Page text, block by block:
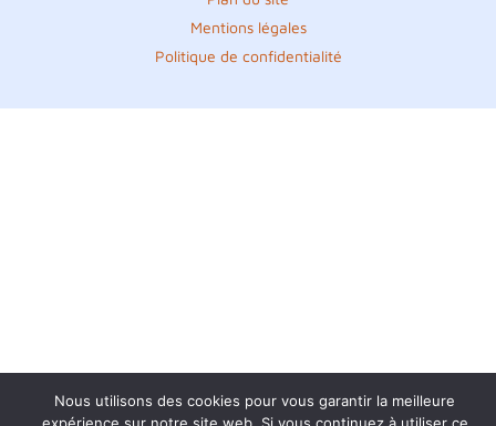
Mentions légales
Politique de confidentialité
Nous utilisons des cookies pour vous garantir la meilleure